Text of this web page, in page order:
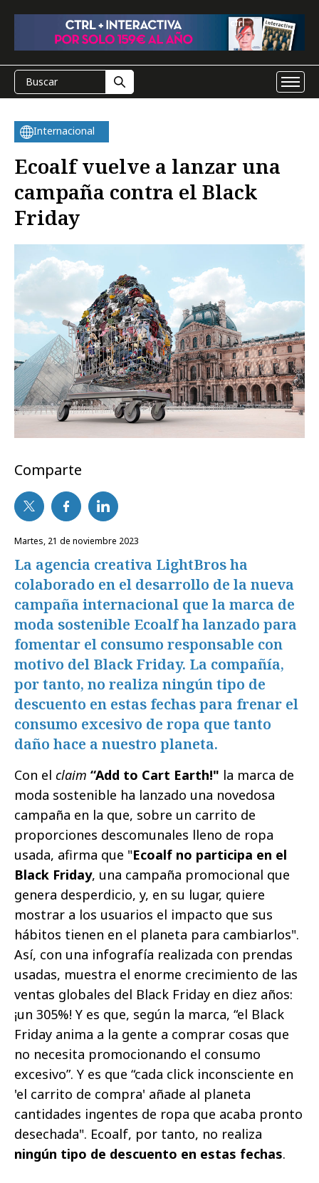
Internacional
Ecoalf vuelve a lanzar una
campaña contra el Black
Friday
Comparte
martes, 21 de noviembre 2023
La agencia creativa LightBros ha
colaborado en el desarrollo de la nueva
campaña internacional que la marca de
moda sostenible Ecoalf ha lanzado para
fomentar el consumo responsable con
motivo del Black Friday. La compañía,
por tanto, no realiza ningún tipo de
descuento en estas fechas para frenar el
consumo excesivo de ropa que tanto
daño hace a nuestro planeta.
Con el claim “Add to Cart Earth!" la marca de
moda sostenible ha lanzado una novedosa
campaña en la que, sobre un carrito de
proporciones descomunales lleno de ropa
usada, afirma que "Ecoalf no participa en el
Black Friday, una campaña promocional que
genera desperdicio, y, en su lugar, quiere
mostrar a los usuarios el impacto que sus
hábitos tienen en el planeta para cambiarlos".
Así, con una infografía realizada con prendas
usadas, muestra el enorme crecimiento de las
ventas globales del Black Friday en diez años:
¡un 305%! Y es que, según la marca, “el Black
Friday anima a la gente a comprar cosas que
no necesita promocionando el consumo
excesivo”. Y es que “cada click inconsciente en
'el carrito de compra' añade al planeta
cantidades ingentes de ropa que acaba pronto
desechada". Ecoalf, por tanto, no realiza
ningún tipo de descuento en estas fechas.